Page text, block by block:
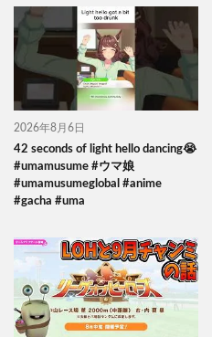
2026年8月6日
42 seconds of light hello dancing😭
#umamusume #ウマ娘
#umamusumeglobal #anime
#gacha #uma